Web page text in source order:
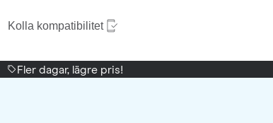
Kolla kompatibilitet
Fler dagar, lägre pris!